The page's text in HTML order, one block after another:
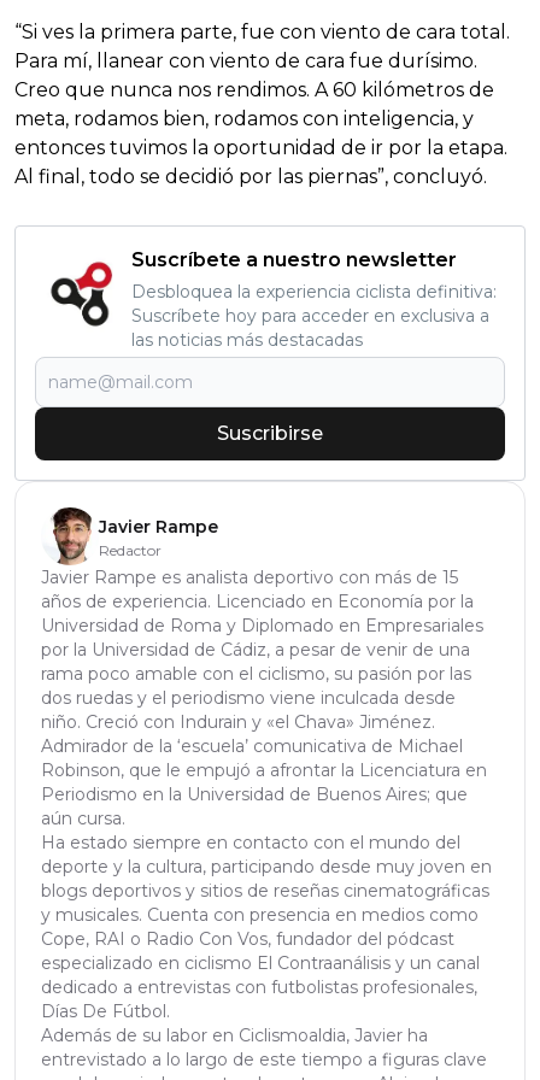
“Si ves la primera parte, fue con viento de cara total.
Para mí, llanear con viento de cara fue durísimo.
Creo que nunca nos rendimos. A 60 kilómetros de
meta, rodamos bien, rodamos con inteligencia, y
entonces tuvimos la oportunidad de ir por la etapa.
Al final, todo se decidió por las piernas”, concluyó.
Suscríbete a nuestro newsletter
Desbloquea la experiencia ciclista definitiva:
Suscríbete hoy para acceder en exclusiva a
las noticias más destacadas
Suscribirse
Javier Rampe
Redactor
Javier Rampe es analista deportivo con más de 15
años de experiencia. Licenciado en Economía por la
Universidad de Roma y Diplomado en Empresariales
por la Universidad de Cádiz, a pesar de venir de una
rama poco amable con el ciclismo, su pasión por las
dos ruedas y el periodismo viene inculcada desde
niño. Creció con Indurain y «el Chava» Jiménez.
Admirador de la ‘escuela’ comunicativa de Michael
Robinson, que le empujó a afrontar la Licenciatura en
Periodismo en la Universidad de Buenos Aires; que
aún cursa.
Ha estado siempre en contacto con el mundo del
deporte y la cultura, participando desde muy joven en
blogs deportivos y sitios de reseñas cinematográficas
y musicales. Cuenta con presencia en medios como
Cope, RAI o Radio Con Vos, fundador del pódcast
especializado en ciclismo El Contraanálisis y un canal
dedicado a entrevistas con futbolistas profesionales,
Días De Fútbol.
Además de su labor en Ciclismoaldia, Javier ha
entrevistado a lo largo de este tiempo a figuras clave